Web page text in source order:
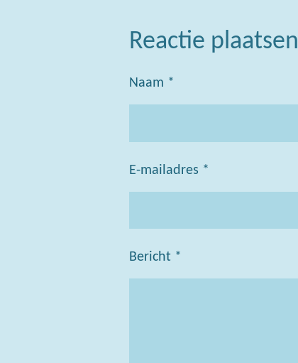
Reactie plaatsen
Naam *
E-mailadres *
Bericht *